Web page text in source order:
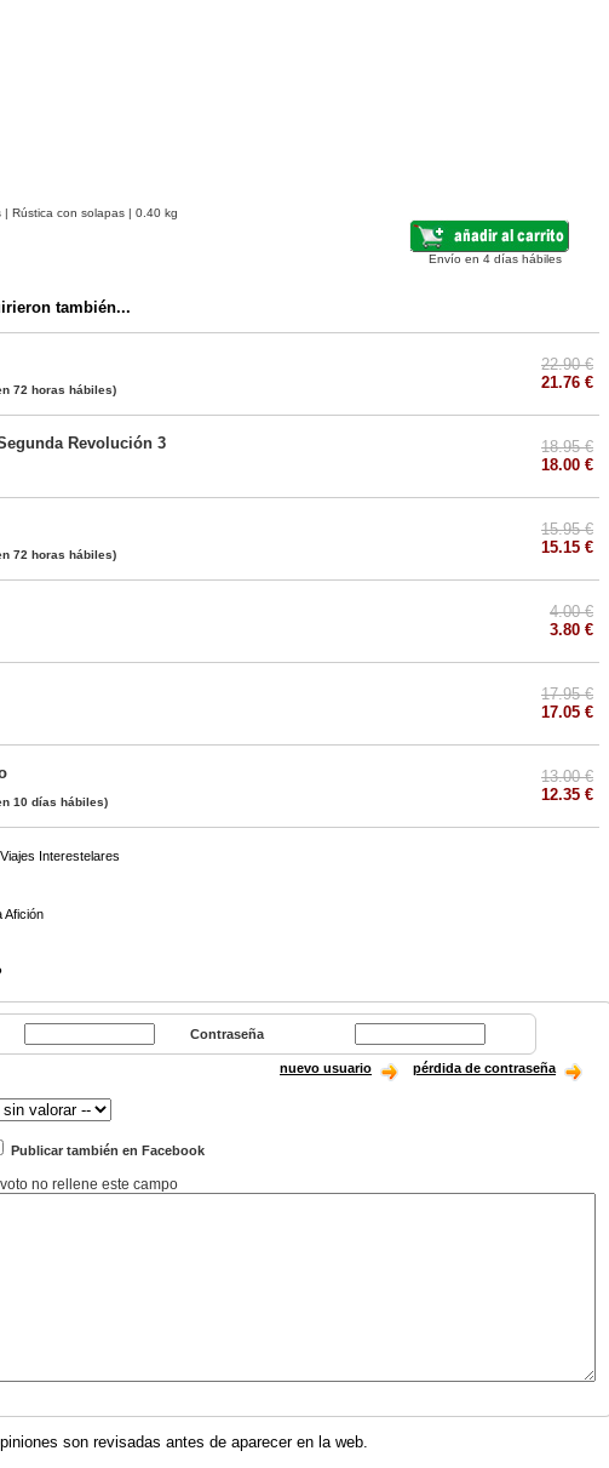
| Rústica con solapas | 0.40 kg
Envío en 4 días hábiles
también...
72 horas hábiles)
22.90 €
21.76 €
Revolución 3
18.95 €
18.00 €
72 horas hábiles)
15.95 €
15.15 €
4.00 €
3.80 €
17.95 €
17.05 €
10 días hábiles)
13.00 €
12.35 €
Interestelares
Afición
Contraseña
nuevo usuario pérdida de contraseña
Publicar también en Facebook
no rellene este campo
son revisadas antes de aparecer en la web.